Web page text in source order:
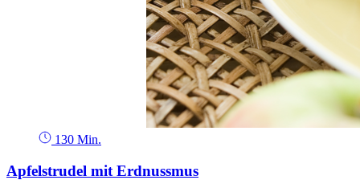
130 Min.
Apfelstrudel mit Erdnussmus